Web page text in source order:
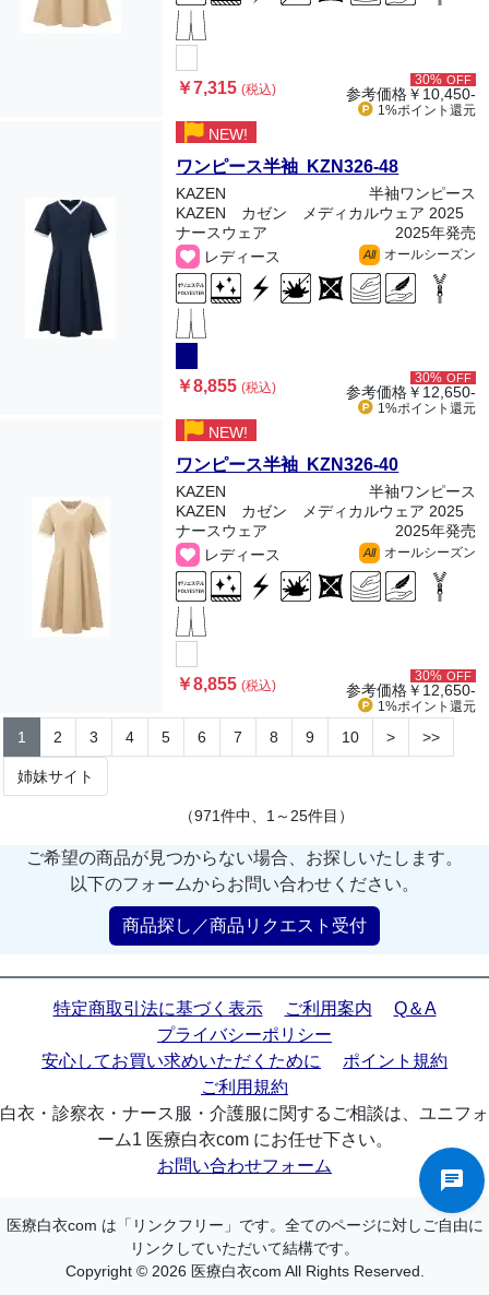
￥7,315(税込)
30% OFF
参考価格￥10,450-
1%ポイント 還元
NEW!
ワンピース半袖 KZN326-48
KAZEN
半袖ワンピース
KAZEN カゼン メディカルウェア 2025
ナースウェア
2025年発売
レディース
All オールシーズン
￥8,855(税込)
30% OFF
参考価格￥12,650-
1%ポイント 還元
NEW!
ワンピース半袖 KZN326-40
KAZEN
半袖ワンピース
KAZEN カゼン メディカルウェア 2025
ナースウェア
2025年発売
レディース
All オールシーズン
￥8,855(税込)
30% OFF
参考価格￥12,650-
1%ポイント 還元
1 2 3 4 5 6 7 8 9 10 > >>
姉妹サイト
（971件中、1～25件目）
ご希望の商品が見つからない場合、お探しいたします。
以下のフォームからお問い合わせください。
商品探し／商品リクエスト受付
特定商取引法に基づく表示 ご利用案内
Q＆A
プライバシーポリシー
安心してお買い求めいただくために
ポイント規約
ご利用規約
白衣・診察衣・ナース服・介護服に関するご相談は、ユニフォ
ーム1 医療白衣com にお任せ下さい。
お問い合わせフォーム
医療白衣com は「リンクフリー」です。全てのページに対しご自由に
リンクしていただいて結構です。
Copyright © 2026 医療白衣com All Rights Reserved.